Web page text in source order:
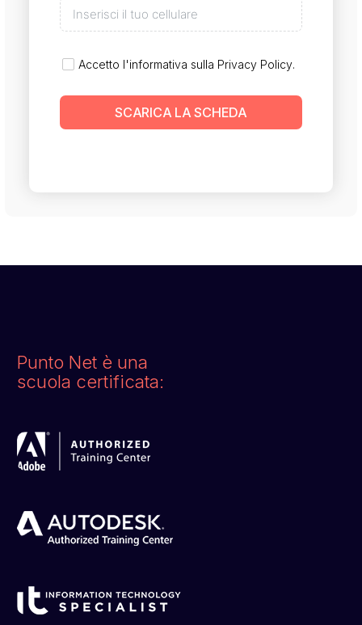
Accetto l'informativa sulla Privacy Policy.
SCARICA LA SCHEDA
Punto Net è una
scuola certificata: